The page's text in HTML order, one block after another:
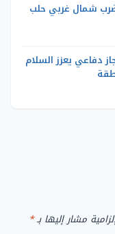
4.3 درجات تضرب شمال غربي حلب
دفاعي يعزز السلام
مشار إليها بـ*